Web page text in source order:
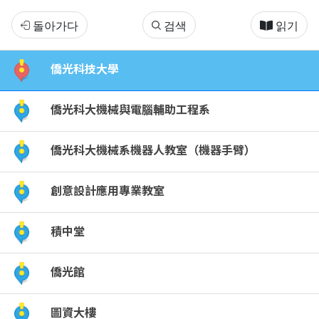
僑
光
科
大
新
生
導
覽
돌아가다 검색 읽기
僑光科技大學
僑光科大機械與電腦輔助工程系
僑光科大機械系機器人教室（機器手臂）
創意設計應用專業教室
積中堂
僑光館
圖資大樓